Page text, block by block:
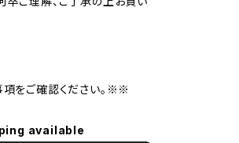
をご確認ください。※※
available